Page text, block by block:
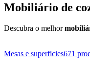
Mobiliário de
Descubra o melhor
Mesas e superficies671